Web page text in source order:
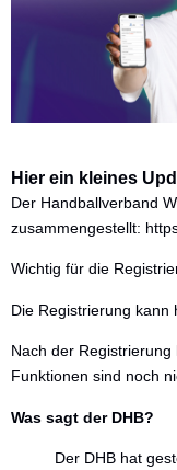
Hier ein kleines
Der Handballverband
zusammengestellt:
Wichtig für die
Die Registrierung kann
Nach der
Funktionen sind noch
Was sagt der DHB?
Der DHB hat